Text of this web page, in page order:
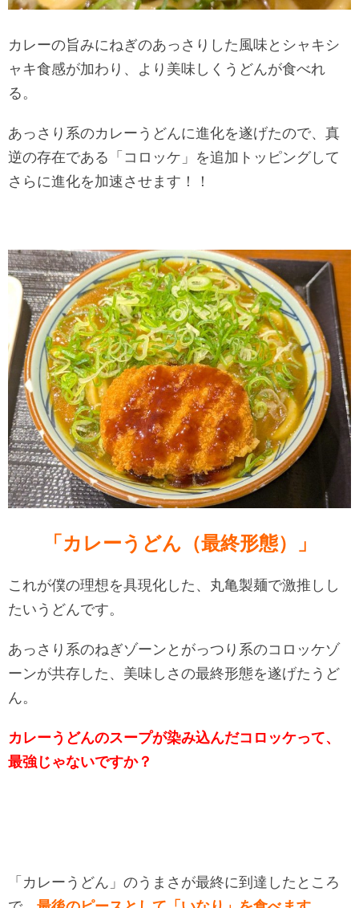
カレーの旨みにねぎのあっさりした風味とシャキシ
ャキ食感が加わり、より美味しくうどんが食べれ
る。
あっさり系のカレーうどんに進化を遂げたので、真
逆の存在である「コロッケ」を追加トッピングして
さらに進化を加速させます！！
「カレーうどん（最終形態）」
これが僕の理想を具現化した、丸亀製麺で激推しし
たいうどんです。
あっさり系のねぎゾーンとがっつり系のコロッケゾ
ーンが共存した、美味しさの最終形態を遂げたうど
ん。
カレーうどんのスープが染み込んだコロッケって、
最強じゃないですか？
「カレーうどん」のうまさが最終に到達したところ